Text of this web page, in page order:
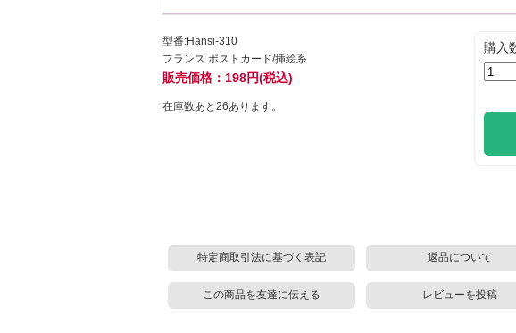
型番:Hansi-310
フランス ポストカード/挿絵系
販売価格：198円(税込)
在庫数あと26あります。
購入
特定商取引法に基づく表記 返品について
この商品を友達に伝える レビューを投稿